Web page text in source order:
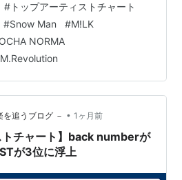
レントルールを導入。Streaming
Albumsチャート(後者は
ソングチャートは総合100位以
ートでは同26週ランクインした
算処理を施しま…
# トップアーティストチャート
#Snow Man #M!LK
OCHA NORMA
追うブログ － • 1ヶ月前
トチャート】back numberが
が3位に浮上